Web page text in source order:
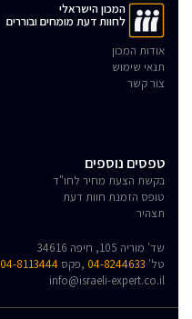
המכון הישראלי
לחוות דעת מומחים ובוררים
אודות המכון
תנאי שימוש
צור קשר
טפסים נוספים
בקשת הצעת מחיר לחו"ד
טופס הזמנת חוות דעת
תצהיר
שד' מוריה 105, חיפה 34616
טל' 04-8244633 ,פקס 04-8113444
info@israeli-expert.co.il